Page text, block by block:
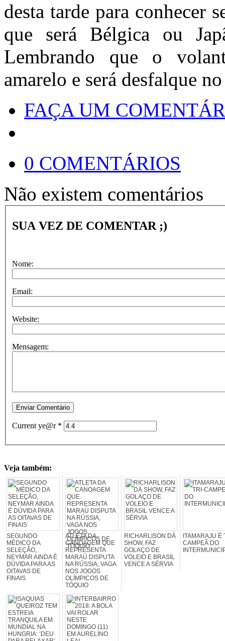
desta tarde para conhecer
que será Bélgica ou
Lembrando que o
amarelo e será desfalque
FAÇA UM
0 COMENTÁRIOS
Não existem comentários
SUA VEZ DE COMENTAR ;)
Nome:
Email:
Website:
Mensagem:
Current ye@r *
Veja também:
SEGUNDO
MÉDICO DA
SELEÇÃO,
NEYMAR AINDA É
DÚVIDA PARA AS
OITAVAS DE
FINAIS
ATLETA DA
CANOAGEM QUE
REPRESENTA
MARAÚ DISPUTA
NA RÚSSIA, VAGA
NOS JOGOS
OLÍMPICOS DE
TÓQUIO
RICHARLISON DÁ
SHOW, FAZ
GOLAÇO DE
VOLEIO E BRASIL
VENCE A SÉRVIA
ITAMARAJU É
CAMPEÃ DO